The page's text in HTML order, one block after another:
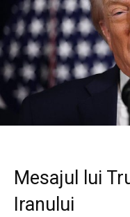
Mesajul lui
Iranului